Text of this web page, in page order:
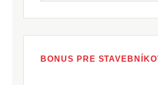
BONUS PRE